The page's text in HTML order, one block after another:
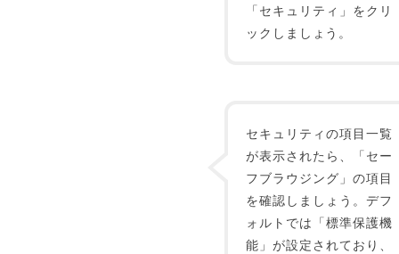
「セキュリティ」をクリ
ックしましょう。
セキュリティの項目一覧
が表示されたら、「セー
フブラウジング」の項目
を確認しましょう。デフ
ォルトでは「標準保護機
能」が設定されており、